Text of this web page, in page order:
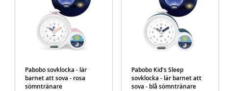
Pabobo sovklocka - lär
barnet att sova - rosa
sömntränare
Pabobo Kid's Sleep
sovklocka - lär barnet att
sova - blå sömntränare